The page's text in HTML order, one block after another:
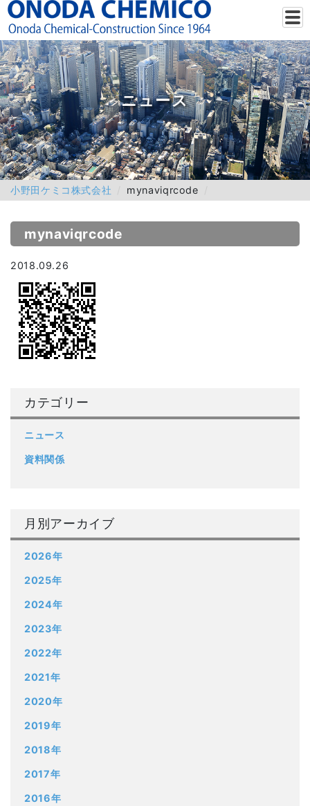
ニュース
小野田ケミコ株式会社 mynaviqrcode
mynaviqrcode
2018.09.26
カテゴリー
ニュース
資料関係
月別アーカイブ
2026年
2025年
2024年
2023年
2022年
2021年
2020年
2019年
2018年
2017年
2016年